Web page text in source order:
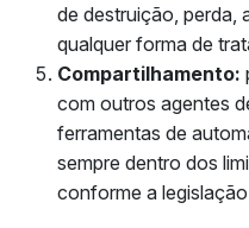
de destruição, perda,
qualquer forma de
Compartilhamento:
com outros agentes
ferramentas de
sempre dentro dos
conforme a